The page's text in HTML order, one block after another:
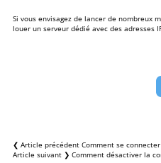
Si vous envisagez de lancer de nombreux
louer un serveur dédié avec des adresses
❮ Article précédent Comment se
Article suivant ❯ Comment désactiver la